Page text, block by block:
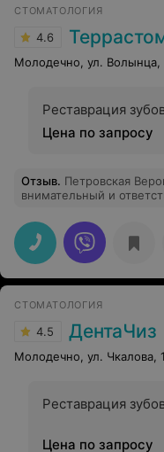
СТОМАТОЛОГИЯ
4.6
Молодечно, ул. Волынца,
Реставрация
Цена по запросу
Отзыв. Петровская
внимательный и
снимок,лечение
.Огромное спасибо !
СТОМАТОЛОГИЯ
4.5 ДентаЧиз
Молодечно, ул. Чкалова,
Реставрация
Цена по запросу